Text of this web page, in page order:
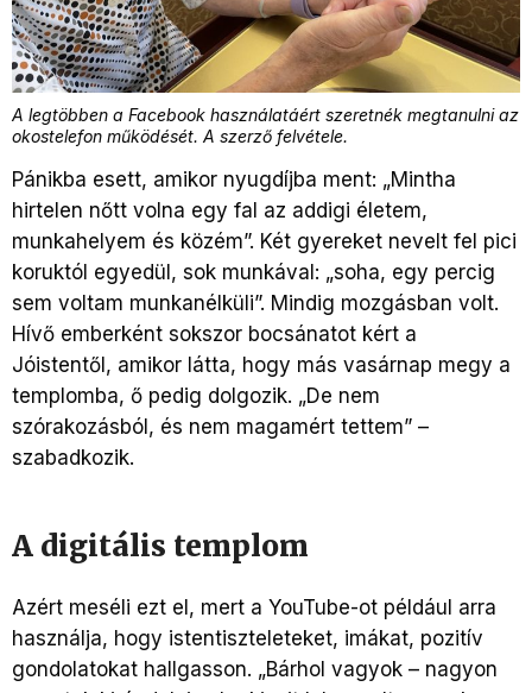
A legtöbben a Facebook használatáért szeretnék megtanulni az
okostelefon működését. A szerző felvétele.
Pánikba esett, amikor nyugdíjba ment: „Mintha
hirtelen nőtt volna egy fal az addigi életem,
munkahelyem és közém”. Két gyereket nevelt fel pici
koruktól egyedül, sok munkával: „soha, egy percig
sem voltam munkanélküli”. Mindig mozgásban volt.
Hívő emberként sokszor bocsánatot kért a
Jóistentől, amikor látta, hogy más vasárnap megy a
templomba, ő pedig dolgozik. „De nem
szórakozásból, és nem magamért tettem” –
szabadkozik.
A digitális templom
Azért meséli ezt el, mert a YouTube-ot például arra
használja, hogy istentiszteleteket, imákat, pozitív
gondolatokat hallgasson. „Bárhol vagyok – nagyon